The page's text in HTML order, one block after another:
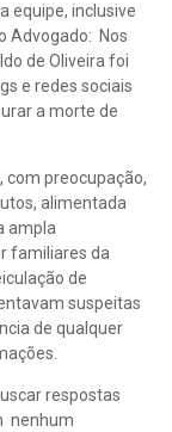
equipe, inclusive
Advogado: Nos
de Oliveira foi
e redes sociais
a morte de
com preocupação,
alimentada
ampla
familiares da
de
suspeitas
de qualquer
respostas
nenhum